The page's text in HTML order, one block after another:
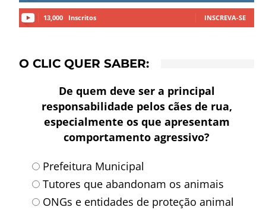
13,000 Inscritos INSCREVA-SE
O CLIC QUER SABER:
De quem deve ser a principal
responsabilidade pelos cães de rua,
especialmente os que apresentam
comportamento agressivo?
Prefeitura Municipal
Tutores que abandonam os animais
ONGs e entidades de proteção animal